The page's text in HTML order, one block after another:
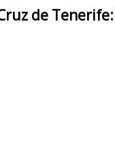
de Tenerife: